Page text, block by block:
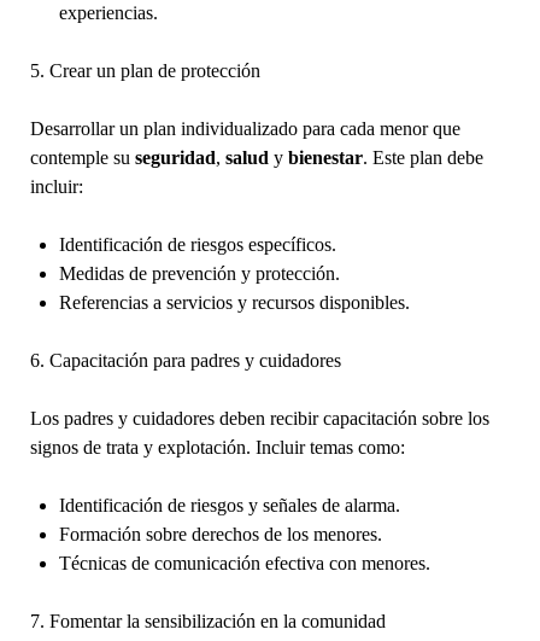
experiencias.
5. Crear un plan de protección
Desarrollar un plan individualizado para cada menor que
contemple su seguridad, salud y bienestar. Este plan debe
incluir:
Identificación de riesgos específicos.
Medidas de prevención y protección.
Referencias a servicios y recursos disponibles.
6. Capacitación para padres y cuidadores
Los padres y cuidadores deben recibir capacitación sobre los
signos de trata y explotación. Incluir temas como:
Identificación de riesgos y señales de alarma.
Formación sobre derechos de los menores.
Técnicas de comunicación efectiva con menores.
7. Fomentar la sensibilización en la comunidad